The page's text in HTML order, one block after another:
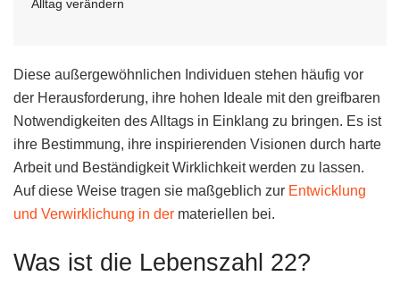
Alltag verändern
Diese außergewöhnlichen Individuen stehen häufig vor
der Herausforderung, ihre hohen Ideale mit den greifbaren
Notwendigkeiten des Alltags in Einklang zu bringen. Es ist
ihre Bestimmung, ihre inspirierenden Visionen durch harte
Arbeit und Beständigkeit Wirklichkeit werden zu lassen.
Auf diese Weise tragen sie maßgeblich zur Entwicklung
und Verwirklichung in der materiellen bei.
Was ist die Lebenszahl 22?